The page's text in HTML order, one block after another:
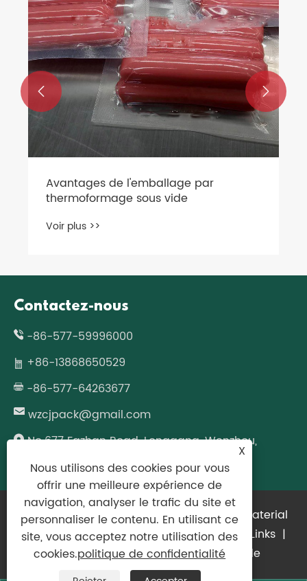
 
Contactez-nous
-86-577-59996000
+86-13868650529
-86-577-64263677
wzcjpack@gmail.com
No.677 Fazhan Road, Longgang, Wenzhou,
province du Zhejiang, Chine
Copyright © 2024 Zhejiang Bimashi New Material
Technology Co., Ltd. Tous droits réservés.
Links|
Sitemap|RSS|XML|politique de
confidentialité|
X
Nous utilisons des cookies pour vous
offrir une meilleure expérience de
navigation, analyser le trafic du site et
personnaliser le contenu. En utilisant ce
site, vous acceptez notre utilisation des
cookies.politique de confidentialité